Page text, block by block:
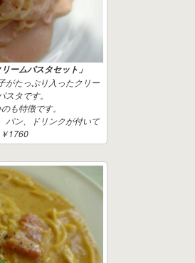
ームパスタセット」
がたっぷり入ったクリー
スタです。
も特徴です。
パン、ドリンクが付いて
1760